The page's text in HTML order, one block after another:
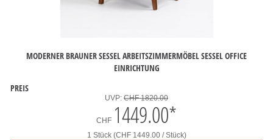
MODERNER BRAUNER SESSEL ARBEITSZIMMERMÖBEL SESSEL OFFICE
EINRICHTUNG
PREIS
UVP: CHF 1820.00
CHF 1449.00*
1 Stück (CHF 1449.00 / Stück)